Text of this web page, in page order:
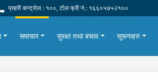
प्रहरी कन्ट्रोल : १००, टोल फ्री नं.: १६६०५७५२१००
समाचार सुरक्षा तथा बचाव सूचनाहरु